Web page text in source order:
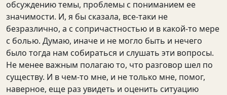
обсуждению темы, проблемы с пониманием ее
значимости. И, я бы сказала, все-таки не
безразлично, а с сопричастностью и в какой-то мере
с болью. Думаю, иначе и не могло быть и нечего
было тогда нам собираться и слушать эти вопросы.
Не менее важным полагаю то, что разговор шел по
существу. И в чем-то мне, и не только мне, помог,
наверное, еще раз увидеть и оценить ситуацию